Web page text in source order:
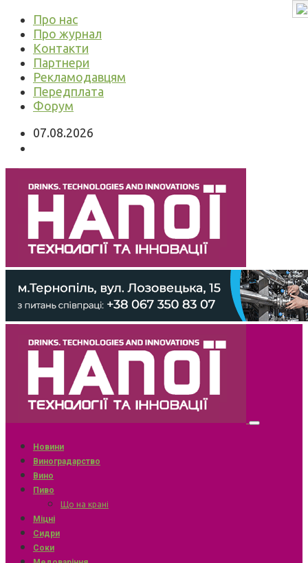
Про нас
Про журнал
Контакти
Партнери
Рекламодавцям
Передплата
Форум
07.08.2026
Новини
Виноградарство
Вино
Пиво
Що на крані
Міцні
Сидри
Соки